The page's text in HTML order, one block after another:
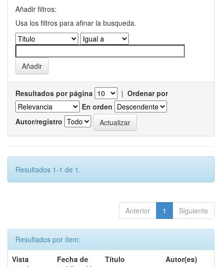
Añadir filtros:
Usa los filtros para afinar la busqueda.
Resultados por página | Ordenar por
En orden
Autor/registro
Resultados 1-1 de 1.
Anterior 1 Siguiente
Resultados por ítem:
Vista
Fecha de
Título Autor(es)